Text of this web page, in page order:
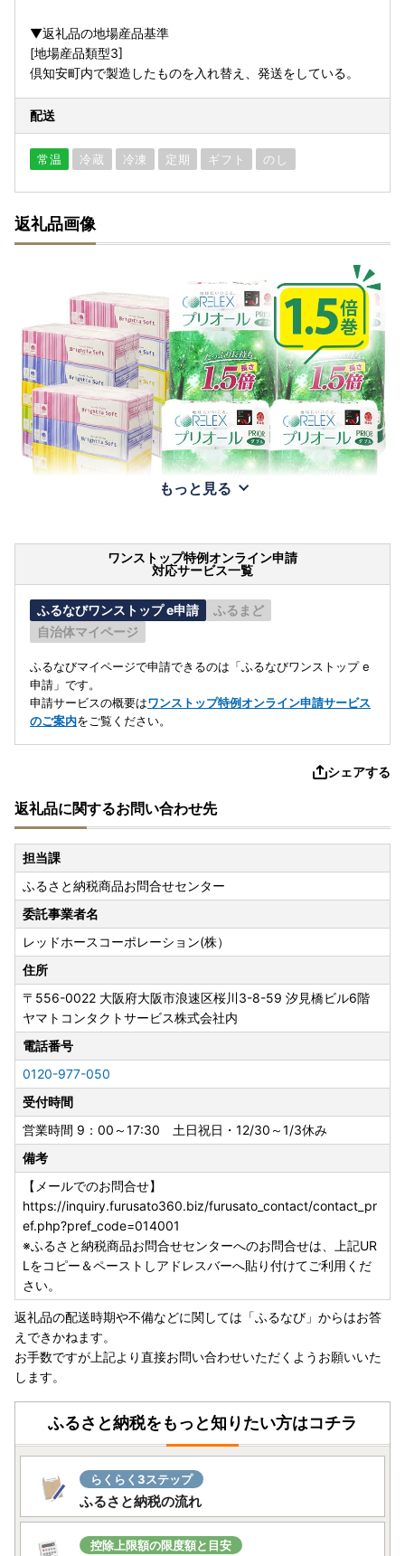
▼返礼品の地場産品基準
[地場産品類型3]
倶知安町内で製造したものを入れ替え、発送をしている。
配送
常温 冷蔵 冷凍 定期 ギフト のし
返礼品画像
もっと見る
ワンストップ特例オンライン申請
対応サービス一覧
ふるなびワンストップ e申請
ふるまど
自治体マイページ
ふるなびマイページで申請できるのは「ふるなびワンストップ e
申請」です。
申請サービスの概要はワンストップ特例オンライン申請サービス
のご案内をご覧ください。
シェアする
返礼品に関するお問い合わせ先
担当課
ふるさと納税商品お問合せセンター
委託事業者名
レッドホースコーポレーション(株）
住所
〒556-0022 大阪府大阪市浪速区桜川3-8-59 汐見橋ビル6階
ヤマトコンタクトサービス株式会社内
電話番号
0120-977-050
受付時間
営業時間 9：00～17:30 土日祝日・12/30～1/3休み
備考
【メールでのお問合せ】
https://inquiry.furusato360.biz/furusato_contact/contact_pr
ef.php?pref_code=014001
※ふるさと納税商品お問合せセンターへのお問合せは、上記UR
Lをコピー＆ペーストしアドレスバーへ貼り付けてご利用くだ
さい。
返礼品の配送時期や不備などに関しては「ふるなび」からはお答
えできかねます。
お手数ですが上記より直接お問い合わせいただくようお願いいた
します。
ふるさと納税をもっと知りたい方はコチラ
らくらく3ステップ
ふるさと納税の流れ
控除上限額の限度額と目安